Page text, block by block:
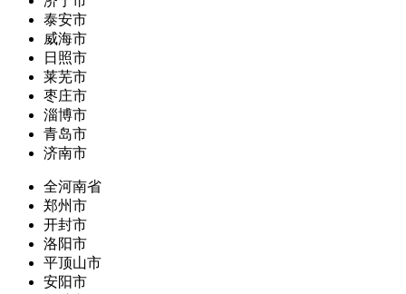
泰安市
威海市
日照市
莱芜市
枣庄市
淄博市
青岛市
济南市
全河南省
郑州市
开封市
洛阳市
平顶山市
安阳市